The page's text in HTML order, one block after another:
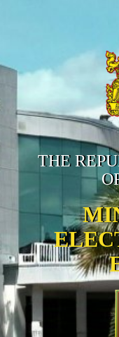
THE